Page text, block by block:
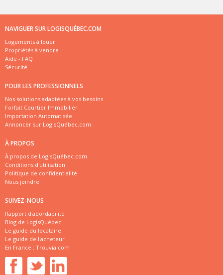
NAVIGUER SUR LOGISQUÉBEC.COM
Logements à louer
Propriétés à vendre
Aide - FAQ
Sécurité
POUR LES PROFESSIONNELS
Nos solutions adaptées à vos besoins
Forfait Courtier Immobilier
Importation Automatisée
Annoncer sur LogisQuébec.com
À PROPOS
À propos de LogisQuébec.com
Conditions d'utilisation
Politique de confidentialité
Nous joindre
SUIVEZ-NOUS
Rapport d'abordabilité
Blog de LogisQuébec
Le guide du locataire
Le guide de l'acheteur
En France : Trouvia.com